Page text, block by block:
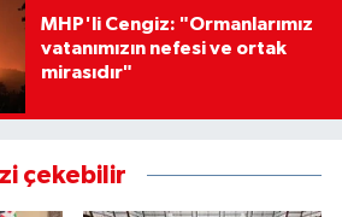
MHP'li Cengiz: "Ormanlarımız
vatanımızın nefesi ve ortak
mirasıdır"
çekebilir